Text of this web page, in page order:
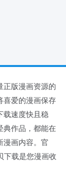
正版漫画资源的
喜爱的漫画保存
载速度快且稳
典作品，都能在
漫画内容。官
下载是您漫画收